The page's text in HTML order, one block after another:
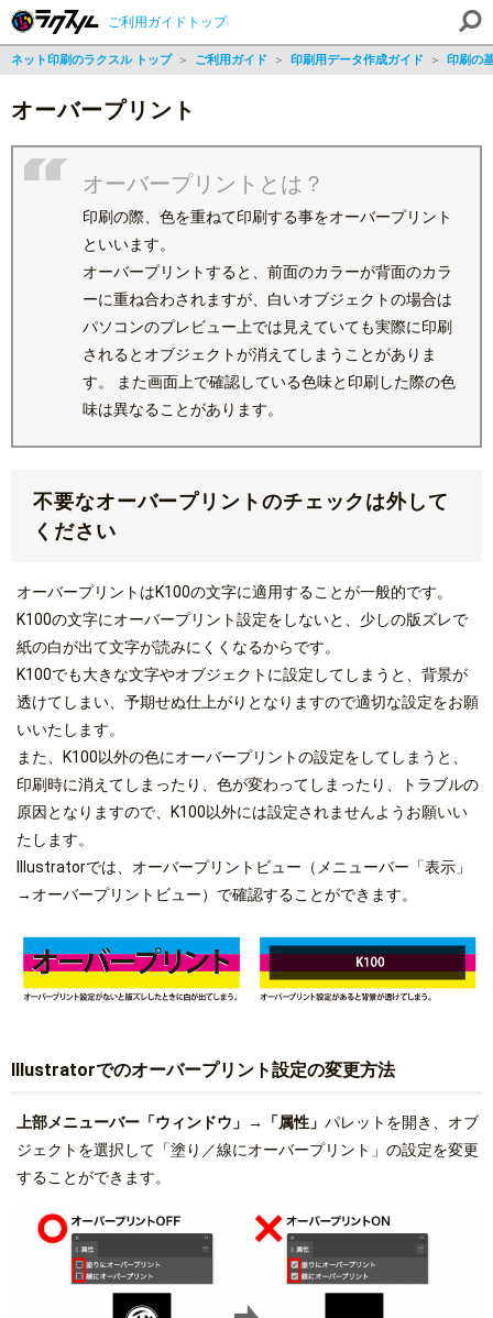
ご利用ガイドトップ
ネット印刷のラクスル トップ ＞ ご利用ガイド ＞ 印刷用データ作成ガイド ＞ 印刷の
オーバープリント
オーバープリントとは？
印刷の際、色を重ねて印刷する事をオーバープリント
といいます。
オーバープリントすると、前面のカラーが背面のカラ
ーに重ね合わされますが、白いオブジェクトの場合は
パソコンのプレビュー上では見えていても実際に印刷
されるとオブジェクトが消えてしまうことがありま
す。 また画面上で確認している色味と印刷した際の色
味は異なることがあります。
不要なオーバープリントのチェックは外して
ください
オーバープリントはK100の文字に適用することが一般的です。
K100の文字にオーバープリント設定をしないと、少しの版ズレで
紙の白が出て文字が読みにくくなるからです。
K100でも大きな文字やオブジェクトに設定してしまうと、背景が
透けてしまい、予期せぬ仕上がりとなりますので適切な設定をお願
いいたします。
また、K100以外の色にオーバープリントの設定をしてしまうと、
印刷時に消えてしまったり、色が変わってしまったり、トラブルの
原因となりますので、K100以外には設定されませんようお願いい
たします。
Illustratorでは、オーバープリントビュー（メニューバー「表示」
→オーバープリントビュー）で確認することができます。
Illustratorでのオーバープリント設定の変更方法
上部メニューバー「ウィンドウ」→「属性」 パレットを開き、オブ
ジェクトを選択して「塗り／線にオーバープリント」の設定を変更
することができます。